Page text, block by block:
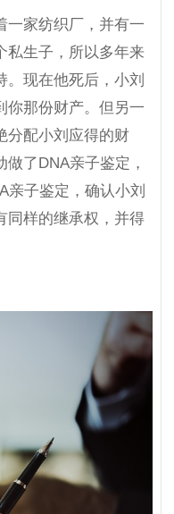
家纺织厂，并有一
私生子，所以多年来
现在他死后，小刘
你那份财产。但另一
分配小刘应得的财
了DNA亲子鉴定，
亲子鉴定，确认小刘
同样的继承权，并得